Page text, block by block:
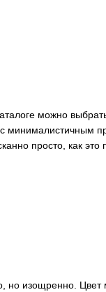
можно
минималистичным
просто, как это
но изощренно.